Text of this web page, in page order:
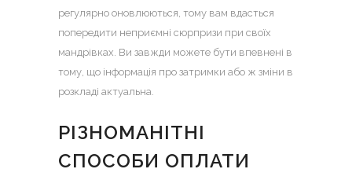
регулярно оновлюються, тому вам вдасться
попередити неприємні сюрпризи при своїх
мандрівках. Ви завжди можете бути впевнені в
тому, що інформація про затримки або ж зміни в
розкладі актуальна.
РІЗНОМАНІТНІ
СПОСОБИ ОПЛАТИ